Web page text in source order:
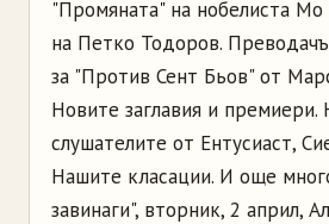
"Промяната" на нобелиста
на Петко Тодоров.
за "Против Сент Бьов" от
Новите заглавия и премиери.
слушателите от Ентусиаст,
Нашите класации. И още
завинаги", вторник, 2 април,